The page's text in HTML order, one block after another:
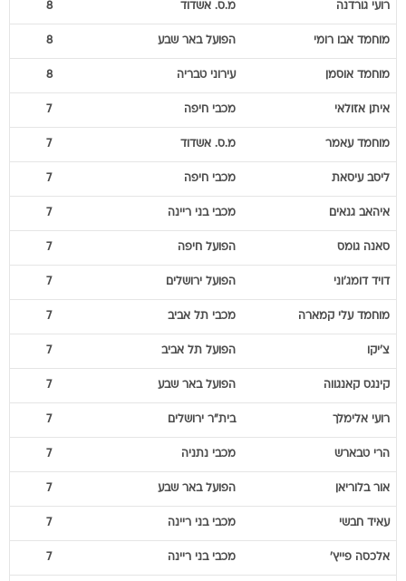
רועי גורדנה מ.ס. אשדוד 8
מוחמד אבו רומי הפועל באר שבע 8
מוחמד אוסמן עירוני טבריה 8
איתן אזולאי מכבי חיפה 7
מוחמד עאמר מ.ס. אשדוד 7
ליסב עיסאת מכבי חיפה 7
איהאב גנאים מכבי בני ריינה 7
סאנה גומס הפועל חיפה 7
דויד דומג'וני הפועל ירושלים 7
מוחמד עלי קמארה מכבי תל אביב 7
צ'יקו הפועל תל אביב 7
קינגס קאנגווה הפועל באר שבע 7
רועי אלימלך בית"ר ירושלים 7
הרי טבארש מכבי נתניה 7
אור בלוריאן הפועל באר שבע 7
עאיד חבשי מכבי בני ריינה 7
אלכסה פייץ' מכבי בני ריינה 7